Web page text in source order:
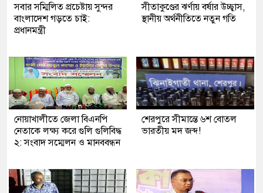
সবার সম্মিলিত প্রচেষ্টায় সুন্দর
বাংলাদেশ গড়তে চাই:
প্রধানমন্ত্রী
সীতাকুণ্ডের ঝর্ণায় বর্ষার উচ্ছ্বাস,
স্থানীয় অর্থনীতিতে নতুন গতি
নোয়াখালীতে জেলা বিএনপি
নেতাকে লক্ষ্য করে গুলি গুলিবিদ্ধ
২: সংবাদ সম্মেলন ও মানববন্ধন
শেরপুরে সীমান্তে ৬শ বোতল
ভারতীয় মদ জব্দ!